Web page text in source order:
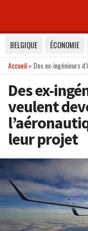
BELGIQUE ÉCONOMIE
Accueil» Des ex-ingénieurs
Des ex-
veulent
leur projet